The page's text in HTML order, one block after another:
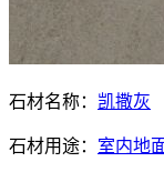
石材名称： 凯撒灰
石材用途： 室内地